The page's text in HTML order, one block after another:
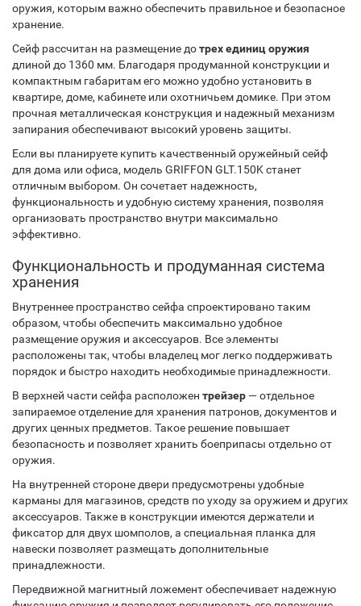
оружия, которым важно обеспечить правильное и безопасное
хранение.
Сейф рассчитан на размещение дотрех единиц оружия
длиной до 1360 мм. Благодаря продуманной конструкции и
компактным габаритам его можно удобно установить в
квартире, доме, кабинете или охотничьем домике. При этом
прочная металлическая конструкция и надежный механизм
запирания обеспечивают высокий уровень защиты.
Если вы планируете купить качественный оружейный сейф
для дома или офиса, модель GRIFFON GLT.150K станет
отличным выбором. Он сочетает надежность,
функциональность и удобную систему хранения, позволяя
организовать пространство внутри максимально
эффективно.
Функциональность и продуманная система
хранения
Внутреннее пространство сейфа спроектировано таким
образом, чтобы обеспечить максимально удобное
размещение оружия и аксессуаров. Все элементы
расположены так, чтобы владелец мог легко поддерживать
порядок и быстро находить необходимые принадлежности.
В верхней части сейфа расположен трейзер — отдельное
запираемое отделение для хранения патронов, документов и
других ценных предметов. Такое решение повышает
безопасность и позволяет хранить боеприпасы отдельно от
оружия.
На внутренней стороне двери предусмотрены удобные
карманы для магазинов, средств по уходу за оружием и других
аксессуаров. Также в конструкции имеются держатели и
фиксатор для двух шомполов, а специальная планка для
навески позволяет размещать дополнительные
принадлежности.
Передвижной магнитный ложемент обеспечивает надежную